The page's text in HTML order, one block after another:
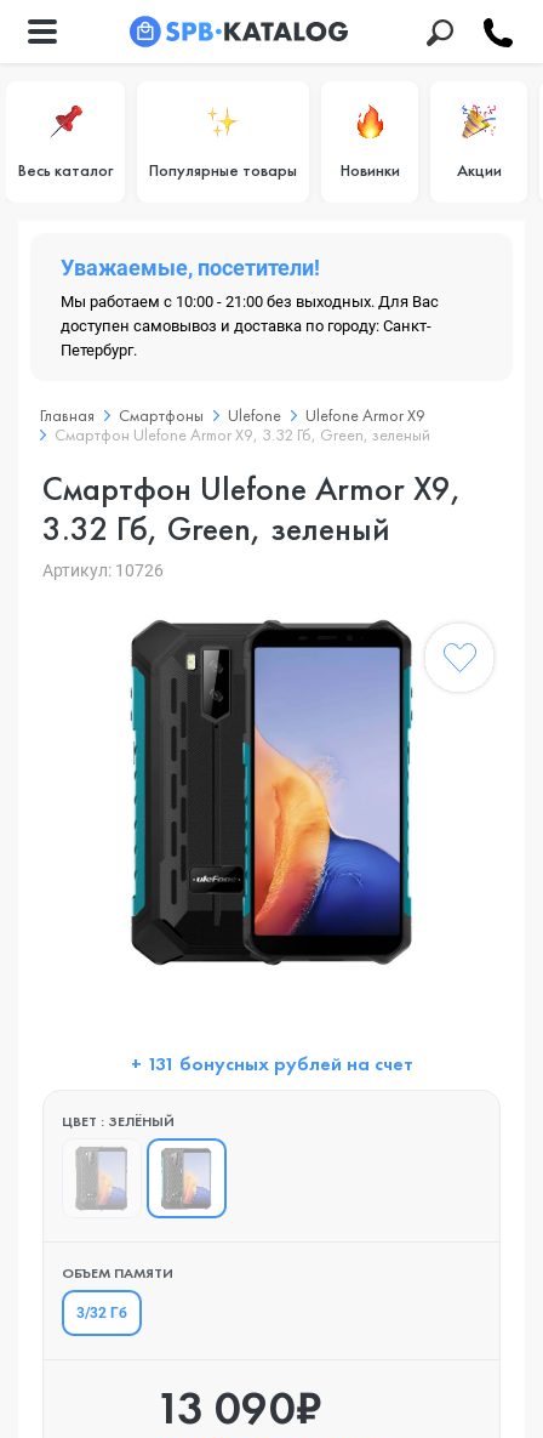
Весь каталог Популярные товары Новинки Акции
Уважаемые, посетители!
Мы работаем с 10:00 - 21:00 без выходных. Для Вас
доступен самовывоз и доставка по городу: Санкт-
Петербург.
Главная Смартфоны Ulefone
Ulefone Armor X9
Смартфон Ulefone Armor X9, 3.32 Гб, Green, зеленый
Смартфон Ulefone Armor X9,
3.32 Гб, Green, зеленый
Артикул: 10726
+ 131 бонусных рублей на счет
ЦВЕТ : ЗЕЛЁНЫЙ
ОБЪЕМ ПАМЯТИ
3/32 Гб
13 090₽